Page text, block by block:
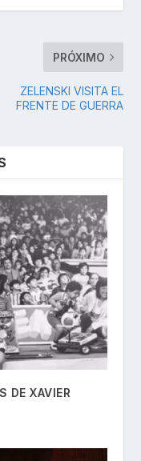
PRÓXIMO
ZELENSKI VISITA EL
FRENTE DE GUERRA
DE XAVIER